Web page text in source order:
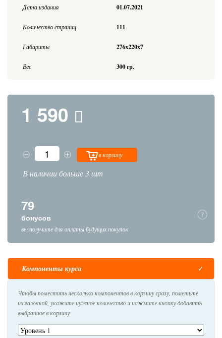
Дата издания 01.07.2021
Количество страниц 111
Габариты 276x220x7
Вес 300 гр.
1 590
в корзину
В наличии больше 3 шт
79
бонусов
вы получите для оплаты будущих покупок
Компоненты курса
Чтобы поместить несколько компонентов в корзину сразу, пометьте
их галочкой, укажите нужное количество и нажмите кнопку добавить
выбранное в корзину